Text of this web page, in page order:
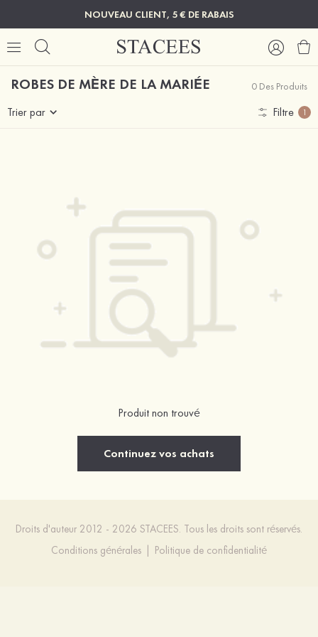
NOUVEAU CLIENT, 5 € DE RABAIS
ROBES DE MÈRE DE LA MARIÉE 0 Des Produits
Trier par Filtre 1
Produit non trouvé
Continuez vos achats
Droits d'auteur 2012 - 2026 STACEES. Tous les droits sont réservés.
Conditions générales
Politique de confidentialité